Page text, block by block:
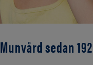
Munvård sedan